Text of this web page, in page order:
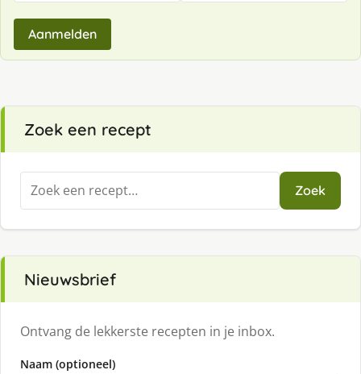
Aanmelden
Zoek een recept
Zoeken
naar:
Zoek
Nieuwsbrief
Ontvang de lekkerste recepten in je inbox.
Naam (optioneel)